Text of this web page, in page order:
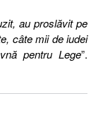
au proslăvit pe
câte mii de iudei
pentru Lege”.